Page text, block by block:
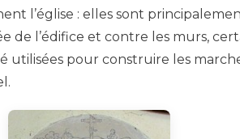
l’église : elles sont
de l’édifice et contre les murs,
utilisées pour construire les